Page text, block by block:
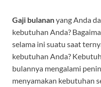
Gaji bulananyang Anda
kebutuhan Anda?
selama ini suatu saat
kebutuhan Anda?
bulannya mengalami
menyamakan kebutuhan